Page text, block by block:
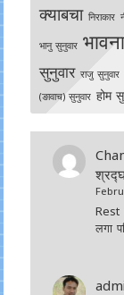
क्याबचा निराकार
भानु सुनुवार
सुनुवार राजु सुनुवार
(ङावाच) सुनुवार होम
Rest
लगा